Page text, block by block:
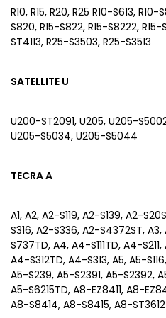
R10, R15, R20, R25 R10-S613,
S820, R15-S822, R15-S8222,
ST4113, R25-S3503, R25-S3513
SATELLITE U
U200-ST2091, U205, U205-
U205-S5034, U205-S5044
TECRA A
A1, A2, A2-S119, A2-S139, A2-
S316, A2-S336, A2-S4372ST, A3,
S737TD, A4, A4-S111TD, A4-
A4-S312TD, A4-S313, A5, A5-
A5-S239, A5-S2391, A5-S2392,
A5-S6215TD, A8-EZ8411, A8-
A8-S8414, A8-S8415, A8-ST3612